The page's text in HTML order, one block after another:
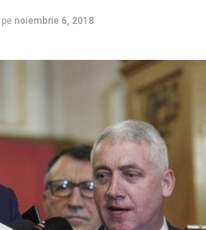
pe noiembrie 6, 2018